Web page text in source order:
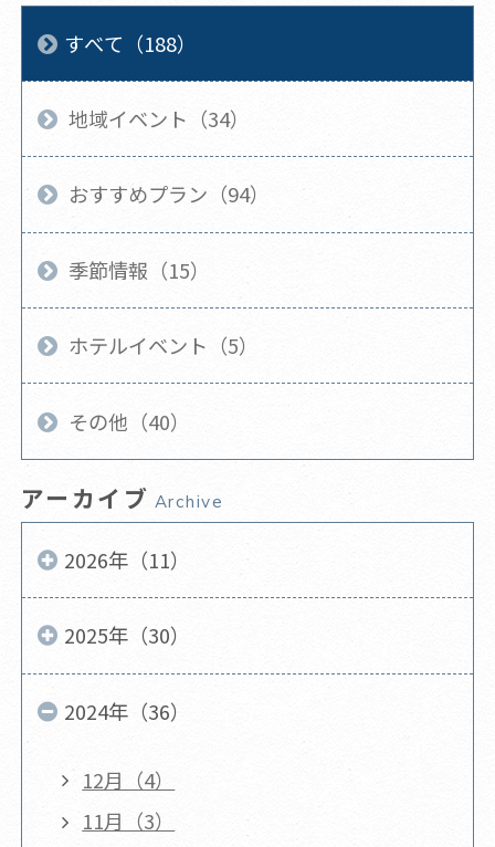
すべて（188）
地域イベント（34）
おすすめプラン（94）
季節情報（15）
ホテルイベント（5）
その他（40）
アーカイブ Archive
2026年（11）
2025年（30）
2024年（36）
12月（4）
11月（3）